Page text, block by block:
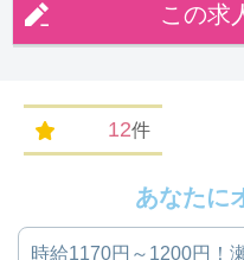
この求
12件
あなたに
時給1170円～1200円！